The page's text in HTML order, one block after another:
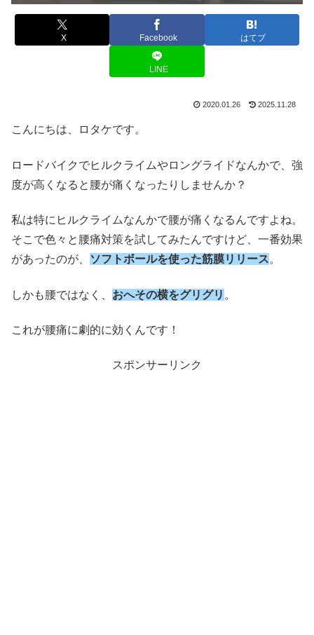
X Facebook はてブ
LINE
2020.01.26 2025.11.28
こんにちは、ロタケです。
ロードバイクでヒルクライムやロングライドなんかで、強
度が高くなると腰が痛くなったりしませんか？
私は特にヒルクライムなんかで腰が痛くなるんですよね。
そこで色々と腰痛対策を試してみたんですけど、一番効果
があったのが、
ソフトボールを使った筋膜リリース。
しかも腰ではなく、 おへその横をグリグリ 。
これが腰痛に劇的に効くんです！
スポンサーリンク